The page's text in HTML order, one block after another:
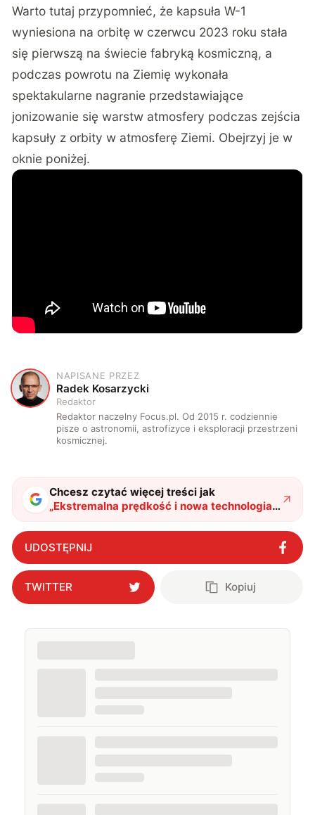
Warto tutaj przypomnieć, że kapsuła W-1
wyniesiona na orbitę w czerwcu 2023 roku stała
się pierwszą na świecie fabryką kosmiczną, a
podczas powrotu na Ziemię wykonała
spektakularne nagranie przedstawiające
jonizowanie się warstw atmosfery podczas zejścia
kapsuły z orbity w atmosferę Ziemi. Obejrzyj je w
oknie poniżej.
R
NAPISANE PRZEZ
Radek Kosarzycki
Redaktor
Redaktor naczelny Focus.pl. Od 2015 r. codziennie
pisze o astronomii, astrofizyce i eksploracji przestrzeni
kosmicznej.
Chcesz czytać więcej treści jak
„Ekstremalna prędkość i nowa technologia.
Program Prometeusz wkracza w
decydującą fazę"?
UDOSTĘPNIJ
TWITTER Kopiuj